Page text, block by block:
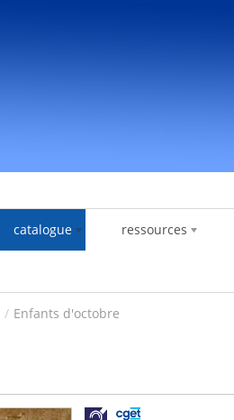
catalogue ressources
/ Enfants d'octobre